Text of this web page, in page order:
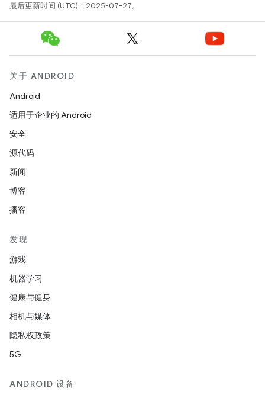
最后更新时间 (UTC)：2025-07-27。
关于 ANDROID
Android
适用于企业的 Android
安全
源代码
新闻
博客
播客
发现
游戏
机器学习
健康与健身
相机与媒体
隐私权政策
5G
ANDROID 设备